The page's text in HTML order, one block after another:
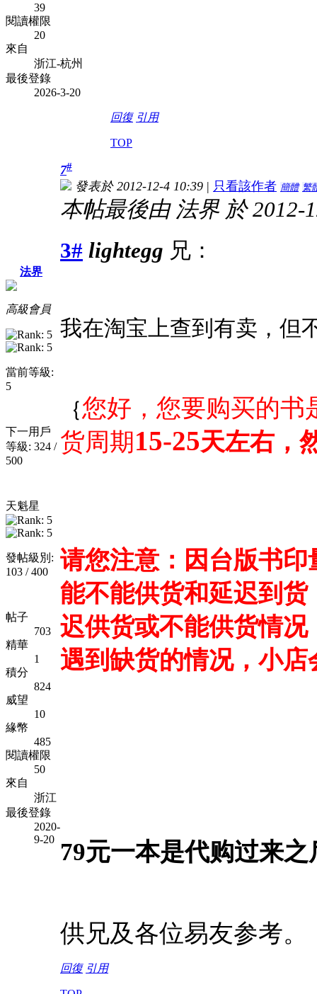
39
閱讀權限
20
來自
浙江-杭州
最後登錄
2026-3-20
回復 引用
TOP
法界
高級會員
當前等級:
5
下一用戶
等級: 324 /
500
天魁星
發帖級別:
103 / 400
帖子
703
精華
1
積分
824
威望
10
緣幣
485
閱讀權限
50
來自
浙江
最後登錄
2020-
9-20
7#
發表於 2012-12-4 10:39 | 只看該作者 簡體 繁
本帖最後由 法界 於 2012-
3# lightegg 兄：
我在淘宝上查到有卖，但
｛您好，您要购买的书
货周期 15-25天左右，
请您注意：因台版书
能不能供货和延迟到
迟供货或不能供货情
遇到缺货的情况，小
79元一本是代购过来
供兄及各位易友参考。
回復 引用